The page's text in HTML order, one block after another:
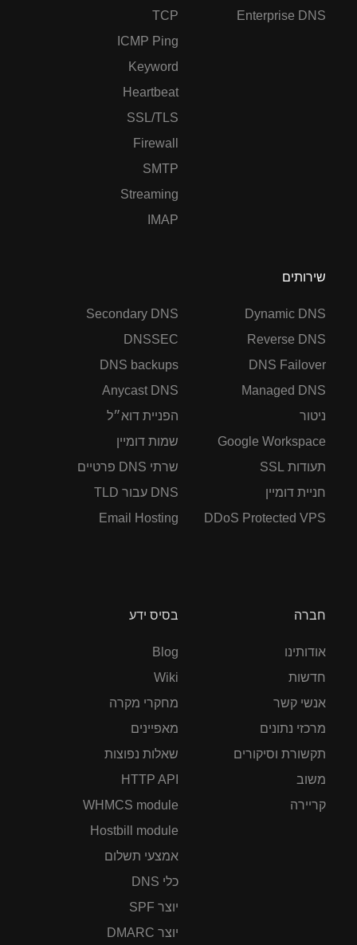
Enterprise DNS
TCP
ICMP Ping
Keyword
Heartbeat
SSL/TLS
Firewall
SMTP
Streaming
IMAP
שירותים
Dynamic DNS
Reverse DNS
DNS Failover
Managed DNS
ניטור
Google Workspace
תעודות SSL
חניית דומיין
DDoS Protected VPS
Secondary DNS
DNSSEC
DNS backups
Anycast DNS
הפניית דוא״ל
שמות דומיין
שרתי DNS פרטיים
DNS עבור TLD
Email Hosting
חברה
אודותינו
חדשות
אנשי קשר
מרכזי נתונים
תקשורת וסיקורים
משוב
קריירה
בסיס ידע
Blog
Wiki
מחקרי מקרה
מאפיינים
שאלות נפוצות
HTTP API
WHMCS module
Hostbill module
אמצעי תשלום
כלי DNS
יוצר SPF
יוצר DMARC